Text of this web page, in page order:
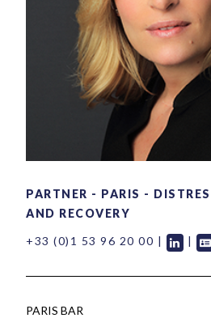
PARTNER - PARIS -
AND RECOVERY
+33 (0)1 53 96 20 00 | |
PARIS BAR